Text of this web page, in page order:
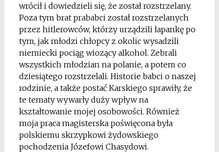
wrócił i dowiedzieli się, że został rozstrzelany.
Poza tym brat prababci został rozstrzelanych
przez hitlerowców, którzy urządzili łapankę po
tym, jak młodzi chłopcy z okolic wysadzili
niemiecki pociąg wiozący alkohol. Zebrali
wszystkich młodzian na polanie, a potem co
dziesiątego rozstrzelali. Historie babci o naszej
rodzinie, a także postać Karskiego sprawiły, że
te tematy wywarły duży wpływ na
kształtowanie mojej osobowości. Również
moja praca magisterska poświęcona była
polskiemu skrzypkowi żydowskiego
pochodzenia Józefowi Chasydowi.